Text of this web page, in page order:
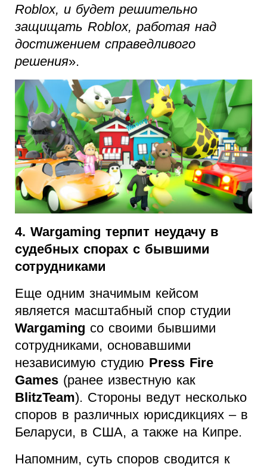
Roblox, и будет решительно
защищать Roblox, работая над
достижением справедливого
решения».
4. Wargaming терпит неудачу в
судебных спорах с бывшими
сотрудниками
Еще одним значимым кейсом
является масштабный спор студии
Wargaming со своими бывшими
сотрудниками, основавшими
независимую студию Press Fire
Games (ранее известную как
BlitzTeam). Стороны ведут несколько
споров в различных юрисдикциях – в
Беларуси, в США, а также на Кипре.
Напомним, суть споров сводится к